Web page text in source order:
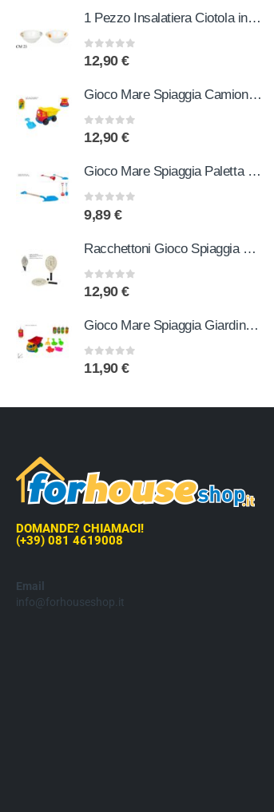
1 Pezzo Insalatiera Ciotola in Ceramica Lido 23 cm 2 Decori
0 out of 5
12,90€
Gioco Mare Spiaggia Camion con Paletta
0 out of 5
12,90€
Gioco Mare Spiaggia Paletta Pala Rastrello 2 Modelli
0 out of 5
9,89€
Racchettoni Gioco Spiaggia Mare Giardino in Legno con Pallina
0 out of 5
12,90€
Gioco Mare Spiaggia Giardino Camion con Accessori 6 Pezzi
0 out of 5
11,90€
DOMANDE? CHIAMACI!
(+39) 081 4619008
Email
info@forhouseshop.it